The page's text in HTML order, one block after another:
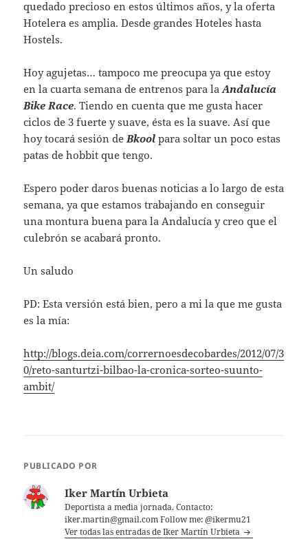
quedado precioso en estos últimos años, y la oferta
Hotelera es amplia. Desde grandes Hoteles hasta
Hostels.
Hoy agujetas… tampoco me preocupa ya que estoy
en la cuarta semana de entrenos para laAndalucía
Bike Race. Tiendo en cuenta que me gusta hacer
ciclos de 3 fuerte y suave, ésta es la suave. Así que
hoy tocará sesión deBkool para soltar un poco estas
patas de hobbit que tengo.
Espero poder daros buenas noticias a lo largo de esta
semana, ya que estamos trabajando en conseguir
una montura buena para la Andalucía y creo que el
culebrón se acabará pronto.
Un saludo
PD: Esta versión está bien, pero a mi la que me gusta
es la mía:
http://blogs.deia.com/corrernoesdecobardes/2012/07/3
0/reto-santurtzi-bilbao-la-cronica-sorteo-suunto-
ambit/
PUBLICADO POR
Iker Martín Urbieta
Deportista a media jornada. Contacto:
iker.martin@gmail.com Follow me: @ikermu21
Ver todas las entradas de Iker Martín Urbieta